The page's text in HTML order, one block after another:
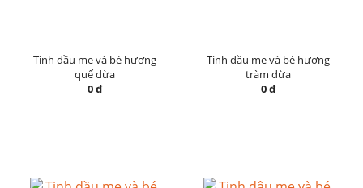
Tinh dầu mẹ và bé hương
quế dừa
0 đ
Tinh dầu mẹ và bé hương
tràm dừa
0 đ